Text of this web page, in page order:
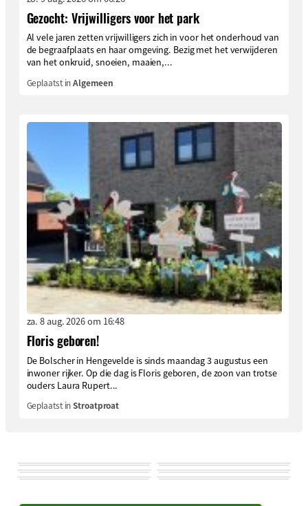
Gezocht: Vrijwilligers voor het park
Al vele jaren zetten vrijwilligers zich in voor het onderhoud van
de begraafplaats en haar omgeving. Bezig met het verwijderen
van het onkruid, snoeien, maaien,...
Geplaatst inAlgemeen
za. 8 aug. 2026 om 16:48
Floris geboren!
De Bolscher in Hengevelde is sinds maandag 3 augustus een
inwoner rijker. Op die dag is Floris geboren, de zoon van trotse
ouders Laura Rupert...
Geplaatst inStroatproat